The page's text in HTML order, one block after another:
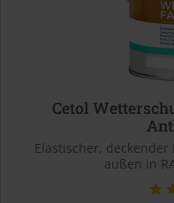
Cetol
Elastischer,
außen in